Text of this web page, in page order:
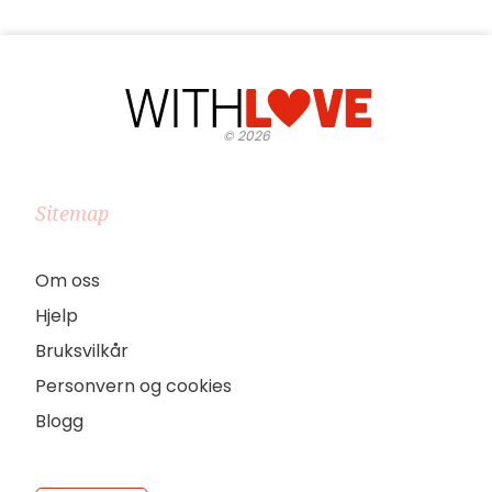
©2026
Sitemap
Om oss
Hjelp
Bruksvilkår
Personvern og cookies
Blogg